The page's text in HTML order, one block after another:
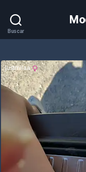
Buscar